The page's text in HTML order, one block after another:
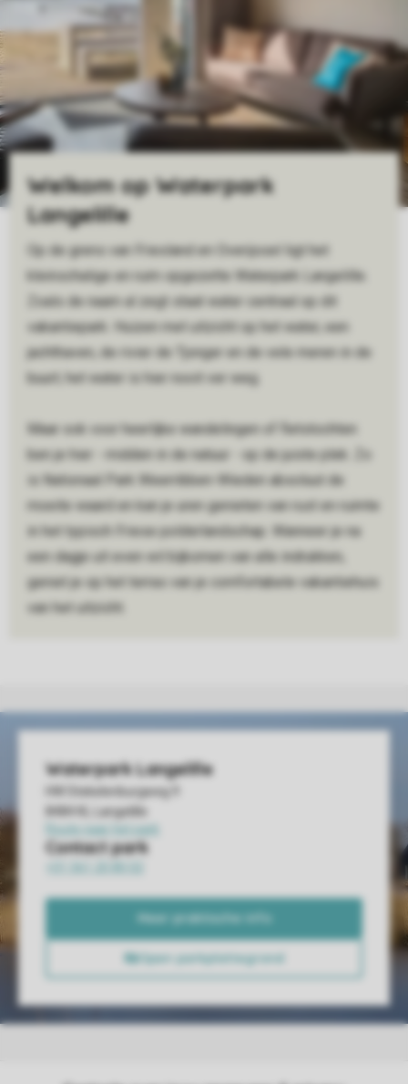
Welkom op Waterpark
Langelille
Op de grens van Friesland en Overijssel ligt het
kleinschalige en ruim opgezette Waterpark Langelille.
Zoals de naam al zegt staat water centraal op dit
vakantiepark. Huizen met uitzicht op het water, een
jachthaven, de rivier de Tjonger en de vele meren in de
buurt; het water is hier nooit ver weg.
Maar ook voor heerlijke wandelingen of fietstochten
ben je hier - midden in de natuur - op de juiste plek. Zo
is Nationaal Park Weerribben-Wieden absoluut de
moeite waard en kan je uren genieten van rust en ruimte
in het typisch Friese polderlandschap. Wanneer je na
een dagje uit even wil bijkomen van alle indrukken,
geniet je op het terras van je comfortabele vakantiehuis
van het uitzicht.